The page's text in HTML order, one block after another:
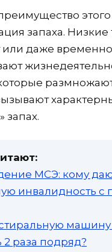
этого
запаха.
или даже временно
запах.
МСЭ: кому
инвалидность с
машину
2 раза подряд?